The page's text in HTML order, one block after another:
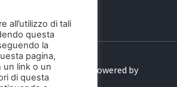
All Rights Reserved. Powered by
all’utilizzo di tali
questa
la
pagina,
un link o un
di questa